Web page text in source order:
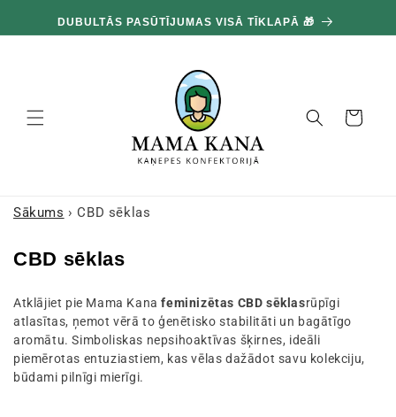
pāriet
pie
DUBULTĀS PASŪTĪJUMAS VISĀ TĪKLAPĀ 🎁
Grozs
Sākums › CBD sēklas
K
l
e
k
c
CBD sēklas
Atklājiet pie Mama Kanafeminizētas CBD sēklasrūpīgi
atlasītas, ņemot vērā to ģenētisko stabilitāti un bagātīgo
aromātu. Simboliskas nepsihoaktīvas šķirnes, ideāli
piemērotas entuziastiem, kas vēlas dažādot savu kolekciju,
būdami pilnīgi mierīgi.